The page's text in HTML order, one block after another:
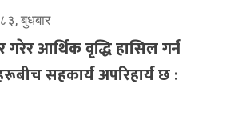
बुधबार
गरेर आर्थिक वृद्धि हासिल गर्न
सहकार्य अपरिहार्य छ :